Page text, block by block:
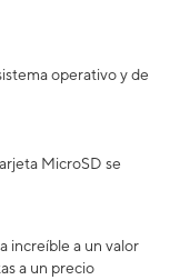
operativo y de
MicroSD se
increíble a un valor
a un precio